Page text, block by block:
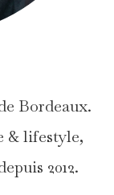
Bordeaux.
& lifestyle,
2012.